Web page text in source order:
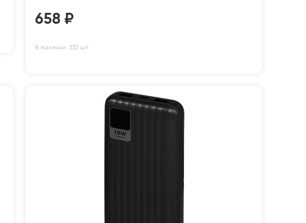
658 ₽
В наличии: 333 шт